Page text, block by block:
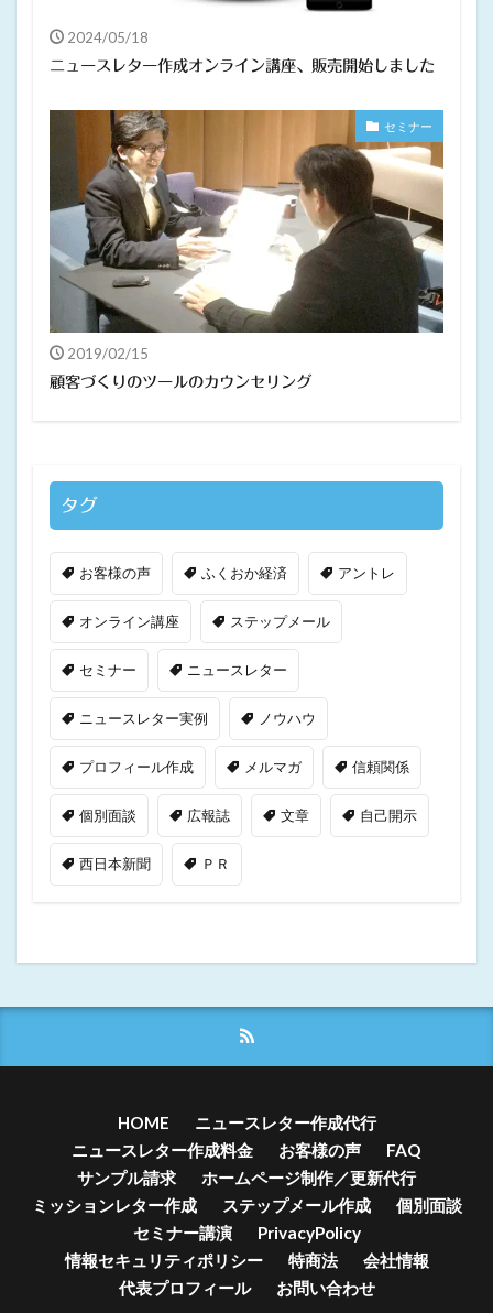
2024/05/18
ニュースレター作成オンライン講座、販売開始しました
セミナー
2019/02/15
顧客づくりのツールのカウンセリング
タグ
お客様の声 ふくおか経済 アントレ
オンライン講座 ステップメール
セミナー ニュースレター
ニュースレター実例 ノウハウ
プロフィール作成 メルマガ 信頼関係
個別面談 広報誌 文章 自己開示
西日本新聞 ＰＲ
HOME
ニュースレター作成代行
ニュースレター作成料金
お客様の声
FAQ
サンプル請求
ホームページ制作／更新代行
ミッションレター作成
ステップメール作成
個別面談
セミナー講演
PrivacyPolicy
情報セキュリティポリシー
特商法
会社情報
代表プロフィール
お問い合わせ